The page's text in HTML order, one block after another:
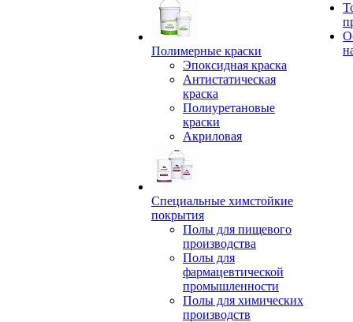
Полимерные краски
Эпоксидная краска
Антистатическая
краска
Полиуретановые
краски
Акриловая
Специальные химстойкие
покрытия
Полы для пищевого
производства
Полы для
фармацевтической
промышленности
Полы для химических
производств